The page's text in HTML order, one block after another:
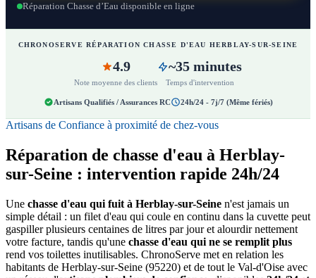
Réparation Chasse d’Eau disponible en ligne
CHRONOSERVE RÉPARATION CHASSE D'EAU HERBLAY-SUR-SEINE
4.9
Note moyenne des clients
~35 minutes
Temps d'intervention
Artisans Qualifiés / Assurances RC 24h/24 - 7j/7 (Même fériés)
Artisans de Confiance à proximité de chez-vous
Réparation de chasse d'eau à Herblay-
sur-Seine : intervention rapide 24h/24
Une chasse d'eau qui fuit à Herblay-sur-Seine n'est jamais un
simple détail : un filet d'eau qui coule en continu dans la cuvette peut
gaspiller plusieurs centaines de litres par jour et alourdir nettement
votre facture, tandis qu'une chasse d'eau qui ne se remplit plus
rend vos toilettes inutilisables. ChronoServe met en relation les
habitants de Herblay-sur-Seine (95220) et de tout le Val-d'Oise avec